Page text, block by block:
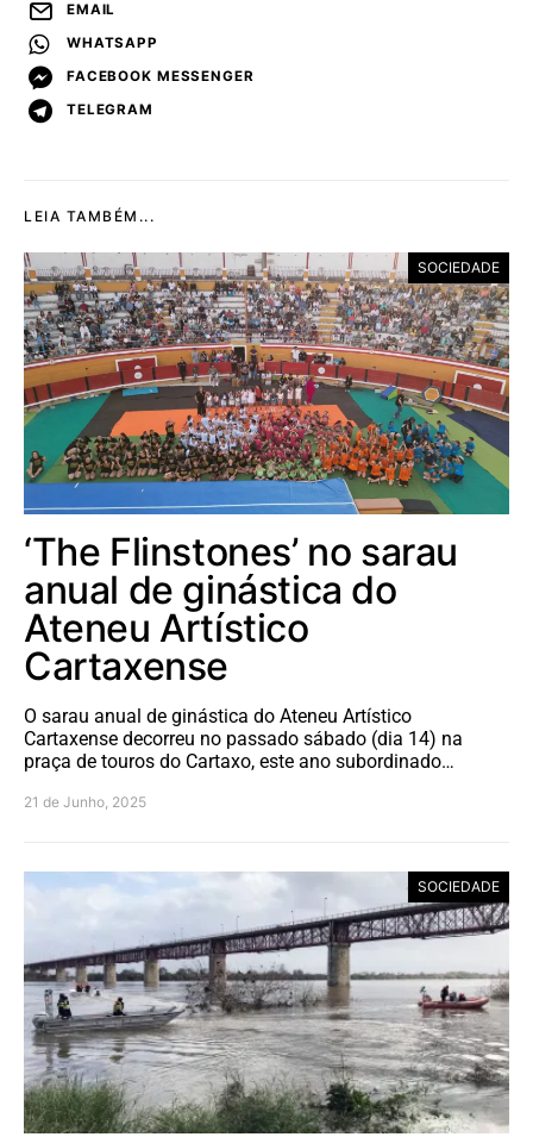
EMAIL
WHATSAPP
FACEBOOK MESSENGER
TELEGRAM
LEIA TAMBÉM...
SOCIEDADE
‘The Flinstones’ no sarau
anual de ginástica do
Ateneu Artístico
Cartaxense
O sarau anual de ginástica do Ateneu Artístico
Cartaxense decorreu no passado sábado (dia 14) na
praça de touros do Cartaxo, este ano subordinado…
21 de Junho, 2025
SOCIEDADE